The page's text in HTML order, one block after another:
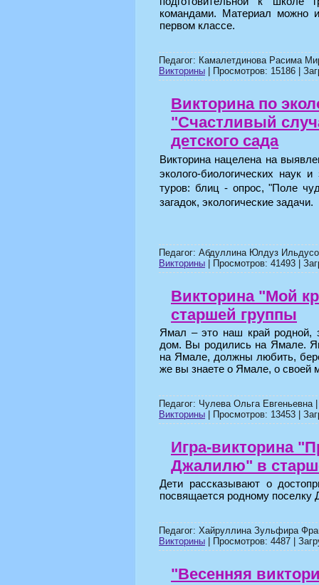
командами. Материал можно
первом классе.
Педагог: Камалетдинова Расима
Викторины | Просмотров: 15186 |
Викторина по
"Счастливый
детского сада
Викторина нацелена на
эколого-биологических наук
туров: блиц - опрос, "Поле
загадок, экологические задачи.
Педагог: Абдуллина Юлдуз
Викторины | Просмотров: 41493 |
Викторина "Мой
старшей группы
Ямал – это наш край родной,
дом. Вы родились на Ямале.
на Ямале, должны любить,
же вы знаете о Ямале, о своей
Педагог: Чулева Ольга
Викторины | Просмотров: 13453 |
Игра-викторина
Джалилю" в
Дети рассказывают о
посвящается родному поселку
Педагог: Хайруллина Зульфира
Викторины | Просмотров: 4487 |
"Весенняя